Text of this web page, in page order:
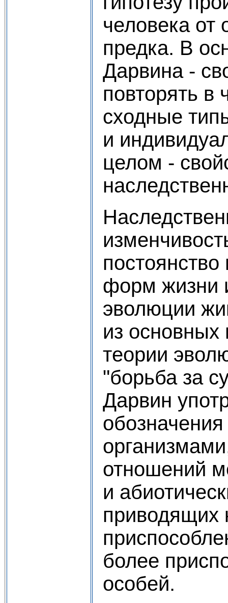
человека от
предка. В
Дарвина -
повторять в
сходные
и
целом -
форм жизни
эволюции
из основных
теории
"борьба за
Дарвин
отношений
и
приводящих
более
особей.